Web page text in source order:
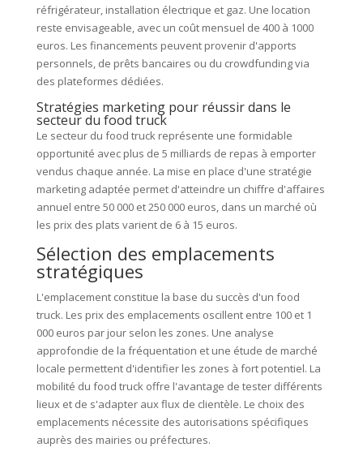
réfrigérateur, installation électrique et gaz. Une location
reste envisageable, avec un coût mensuel de 400 à 1000
euros. Les financements peuvent provenir d'apports
personnels, de prêts bancaires ou du crowdfunding via
des plateformes dédiées.
Stratégies marketing pour réussir dans le
secteur du food truck
Le secteur du food truck représente une formidable
opportunité avec plus de 5 milliards de repas à emporter
vendus chaque année. La mise en place d'une stratégie
marketing adaptée permet d'atteindre un chiffre d'affaires
annuel entre 50 000 et 250 000 euros, dans un marché où
les prix des plats varient de 6 à 15 euros.
Sélection des emplacements
stratégiques
L'emplacement constitue la base du succès d'un food
truck. Les prix des emplacements oscillent entre 100 et 1
000 euros par jour selon les zones. Une analyse
approfondie de la fréquentation et une étude de marché
locale permettent d'identifier les zones à fort potentiel. La
mobilité du food truck offre l'avantage de tester différents
lieux et de s'adapter aux flux de clientèle. Le choix des
emplacements nécessite des autorisations spécifiques
auprès des mairies ou préfectures.